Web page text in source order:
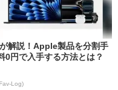
解説！Apple製品を分割手
0円で入手する方法とは？
Log)